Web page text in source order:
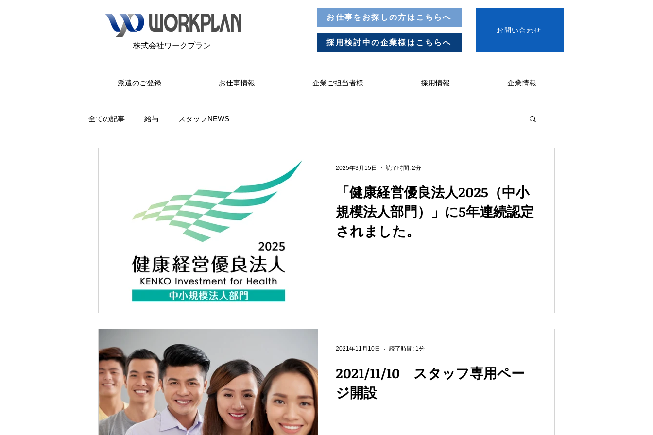
​株式会社ワークプラン
お仕事をお探しの方はこちらへ
採用検討中の企業様はこちらへ
お問い合わせ
派遣のご登録 お仕事情報 企業ご担当者様 採用情報 企業情報
全ての記事 給与 スタッフNEWS
「健康経営優良法人2025（中小
規模法人部門）」に5年連続認定
されました。
2025年3月15日 読了時間: 2分
2021/11/10 スタッフ専用ペー
ジ開設
2021年11月10日 読了時間: 1分